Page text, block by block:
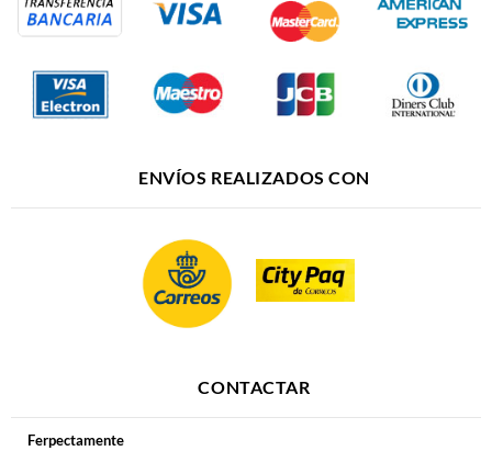
ENVÍOS REALIZADOS CON
CONTACTAR
Ferpectamente